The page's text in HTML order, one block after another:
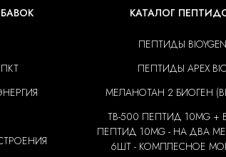
КАТАЛОГ
ПЕПТИДЫ BIOYGEN
ПЕПТИДЫ APEX
МЕЛАНОТАН 2 БИОГЕН
TB-500 ПЕПТИД 10MG +
ПЕПТИД 10MG - НА ДВА
6ШТ - КОМПЛЕСНОЕ